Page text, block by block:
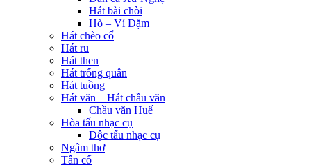
Hát bài chòi
Hò – Ví Dặm
Hát chèo cổ
Hát ru
Hát then
Hát trống quân
Hát tuồng
Hát văn – Hát chầu văn
Chầu văn Huế
Hòa tấu nhạc cụ
Độc tấu nhạc cụ
Ngâm thơ
Tân cổ